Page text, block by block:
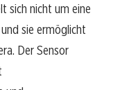
sich nicht um eine
sie ermöglicht
Der Sensor